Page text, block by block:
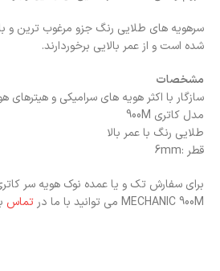
سرهویه های طلایی رنگ جزو مرغوب ترین و
شده است و از عمر بالایی برخوردارند.
مشخصات
سازگار با اکثر هویه های سرامیکی و هیترهای
مدل کاتری 900M
طلایی رنگ با عمر بالا
قطر :6mm
برای سفارش تک و یا عمده نوک هویه سر
MECHANIC 900M می توانید با ما در
تماس